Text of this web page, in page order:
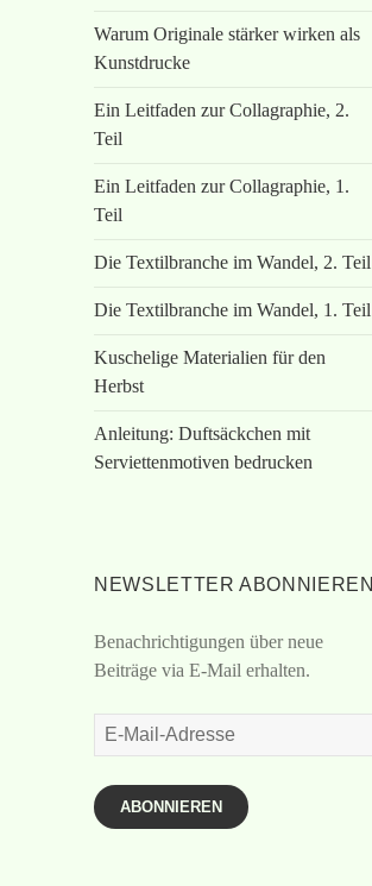
Warum Originale stärker wirken als
Kunstdrucke
Ein Leitfaden zur Collagraphie, 2.
Teil
Ein Leitfaden zur Collagraphie, 1.
Teil
Die Textilbranche im Wandel, 2. Teil
Die Textilbranche im Wandel, 1. Teil
Kuschelige Materialien für den
Herbst
Anleitung: Duftsäckchen mit
Serviettenmotiven bedrucken
NEWSLETTER ABONNIEREN
Benachrichtigungen über neue
Beiträge via E-Mail erhalten.
E-
Mail-
Adresse
ABONNIEREN